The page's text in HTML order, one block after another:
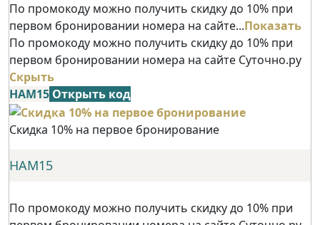
По промокоду можно получить скидку до 10% при
первом бронировании номера на сайте...Показать
По промокоду можно получить скидку до 10% при
первом бронировании номера на сайте Суточно.ру
Скрыть
НАМ15 Открыть код
Скидка 10% на первое бронирование
НАМ15
По промокоду можно получить скидку до 10% при